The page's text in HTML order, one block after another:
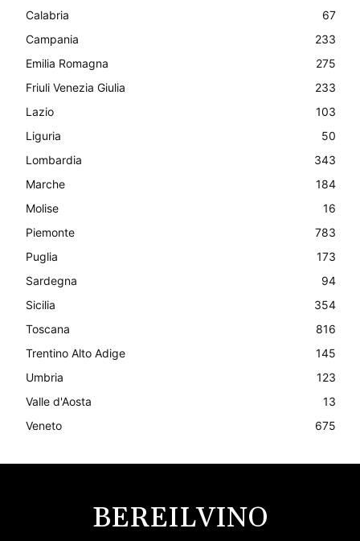
Calabria
67
Campania
233
Emilia Romagna
275
Friuli Venezia Giulia
233
Lazio
103
Liguria
50
Lombardia
343
Marche
184
Molise
16
Piemonte
783
Puglia
173
Sardegna
94
Sicilia
354
Toscana
816
Trentino Alto Adige
145
Umbria
123
Valle d'Aosta
13
Veneto
675
BEREILVINO